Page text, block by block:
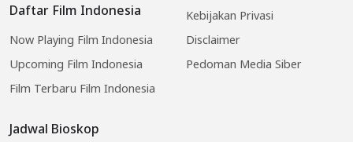
Daftar Film Indonesia
Now Playing Film Indonesia
Upcoming Film Indonesia
Film Terbaru Film Indonesia
Jadwal Bioskop
Kebijakan Privasi
Disclaimer
Pedoman Media Siber